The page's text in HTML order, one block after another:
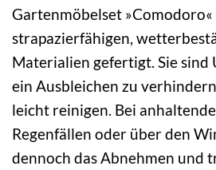
Gartenmöbelset »Comodoro«
strapazierfähigen,
Materialien gefertigt. Sie sind
ein Ausbleichen zu
leicht reinigen. Bei
Regenfällen oder über den
dennoch das Abnehmen und